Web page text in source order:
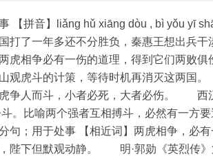
【拼音】liǎng hǔ xiāng dòu , bì yǒu yī
打了一年多还不分胜负，秦惠王想出兵干
虎相争必有一伤的道理，得到它们两败俱
观虎斗的计策，等待时机再消灭这两国。
争人而斗，小者必死，大者必伤。 西
。比喻两个强者互相搏斗，必然有一方要
句；用于处事 【相近词】两虎相争，必
陛下但默观动静。 明·郭勋《英烈传》